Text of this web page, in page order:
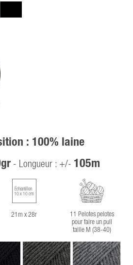
: 100% laine
- Longueur : +/- 105m
Échantillon
10 x 10 cm
21m x 28r
11 Pelotes pelotes
pour faire un pull
taille M (38-40)